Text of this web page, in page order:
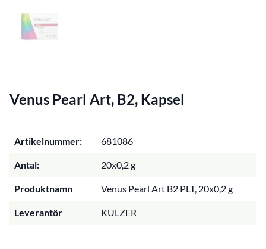
Venus Pearl Art, B2, Kapsel
Artikelnummer: 681086
Antal: 20x0,2 g
Produktnamn Venus Pearl Art B2 PLT, 20x0,2 g
Leverantör KULZER